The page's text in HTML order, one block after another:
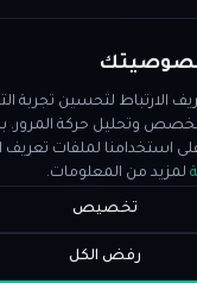
الارتباط لتحسين تجربة
وتحليل حركة المرور.
استخدامنا لملفات تعريف
لمزيد من المعلومات.
تخصيص
رفض الكل
♥
مخاطر كبيرة لخسارة رأس المال.